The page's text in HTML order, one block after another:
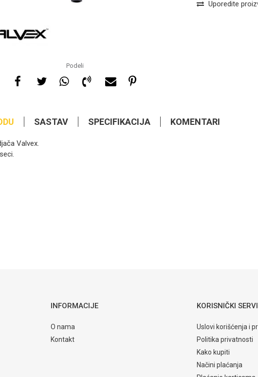
Podeli
Uporedite
SASTAV SPECIFIKACIJA KOMENTARI
Valvex.
INFORMACIJE
O nama
Kontakt
KORISNIČKI
Uslovi korišćenja i
Politika privatnosti
Kako kupiti
Načini plaćanja